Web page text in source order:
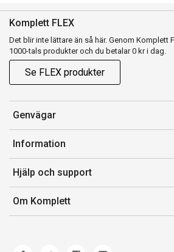
Komplett FLEX
Det blir inte lättare än så här. Genom Komplett
1000-tals produkter och du betalar 0 kr i dag.
Se FLEX produkter
Genvägar
Konto
Orderhistorik
Presentkort
Komplett Club
Information
Försäljningsvillkor
Medlemsvillkor for Komplett Club
Lediga tjänster
Hjälp och support
Kontakta oss
Kundservice
Om Komplett